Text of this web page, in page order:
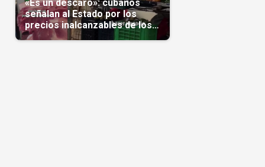
«Es un descaro»: cubanos
señalan al Estado por los
precios inalcanzables de los
alimentos(Video)